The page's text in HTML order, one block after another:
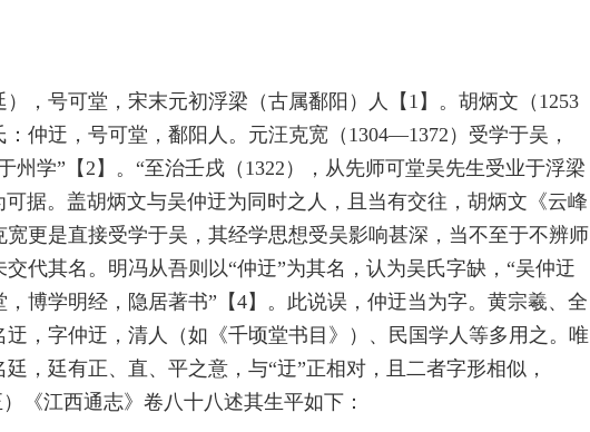
，号可堂，宋末元初浮梁（古属鄱阳）人【1】。胡炳文（1253
仲迂，号可堂，鄱阳人。元汪克宽（1304—1372）受学于吴，
州学”【2】。“至治壬戌（1322），从先师可堂吴先生受业于浮梁
可据。盖胡炳文与吴仲迂为同时之人，且当有交往，胡炳文《云峰
更是直接受学于吴，其经学思想受吴影响甚深，当不至于不辨师
代其名。明冯从吾则以“仲迂”为其名，认为吴氏字缺，“吴仲迂
博学明经，隐居著书”【4】。此说误，仲迂当为字。黄宗羲、全
，字仲迂，清人（如《千顷堂书目》）、民国学人等多用之。唯
廷，廷有正、直、平之意，与“迂”正相对，且二者字形相似，
《江西通志》卷八十八述其生平如下：